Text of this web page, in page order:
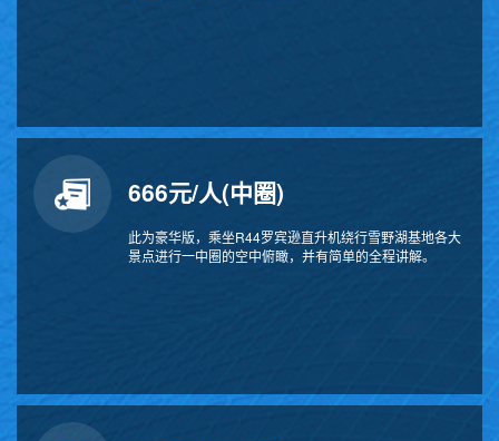
666元/人(中圈)
此为豪华版，乘坐R44罗宾逊直升机绕行雪野湖基地各大
景点进行一中圈的空中俯瞰，并有简单的全程讲解。